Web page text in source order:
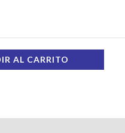
AL CARRITO